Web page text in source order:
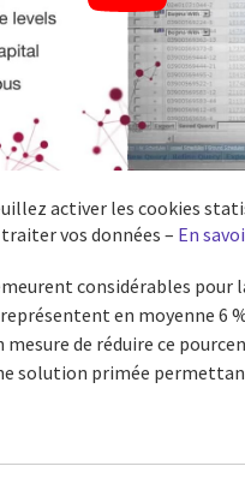
activer les cookies
vos données – En
considérables pour
en moyenne 6
mesure de réduire ce
solution primée